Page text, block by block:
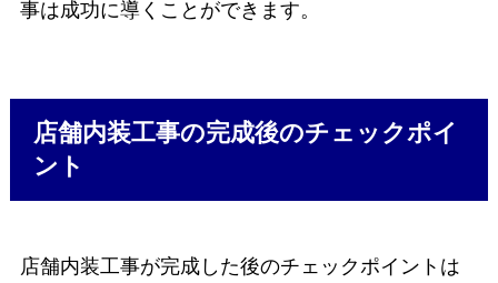
事は成功に導くことができます。
店舗内装工事の完成後のチェックポイ
ント
店舗内装工事が完成した後のチェックポイントは